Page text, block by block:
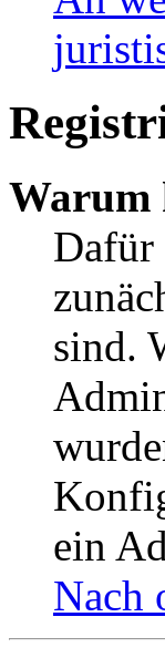
Warum
Dafür
sind.
ein
Nach